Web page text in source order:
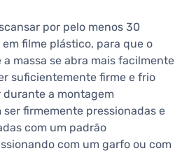
por pelo menos 30
filme plástico, para que o
massa se abra mais facilmente
suficientemente firme e frio
durante a montagem
ser firmemente pressionadas e
com um padrão
com um garfo ou com